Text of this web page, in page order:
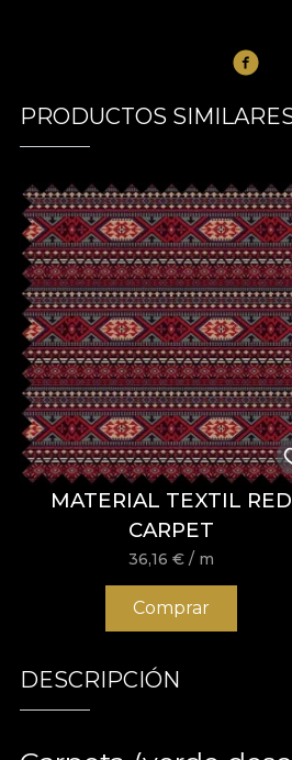
PRODUCTOS
MATERIAL TEXTIL RED
CARPET
36,16€ / m
Comprar
DESCRIPCIÓN